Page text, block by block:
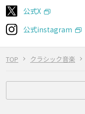
TOP クラシック音楽
公式X
公式instagram